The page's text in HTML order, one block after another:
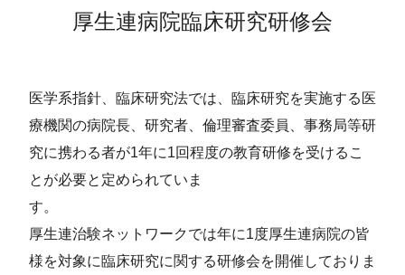
厚生連病院臨床研究研修会
医学系指針、臨床研究法では、臨床研究を実施する医
療機関の病院長、研究者、倫理審査委員、事務局等研
究に携わる者が1年に1回程度の教育研修を受けるこ
とが必要と定められていま
す
厚生連治験ネットワークでは年に1度厚生連病院の皆
様を対象に臨床研究に関する研修会を開催しておりま